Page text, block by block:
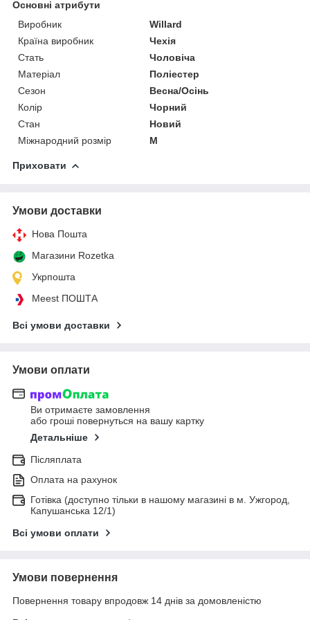
Основні атрибути
Виробник
Willard
Країна виробник
Чехія
Стать
Чоловіча
Матеріал
Поліестер
Сезон
Весна/Осінь
Колір
Чорний
Стан
Новий
Міжнародний розмір
M
Приховати
Умови доставки
Нова Пошта
Магазини Rozetka
Укрпошта
Meest ПОШТА
Всі умови доставки
Умови оплати
Ви отримаєте замовлення
або гроші повернуться на вашу картку
Детальніше
Післяплата
Оплата на рахунок
Готівка (доступно тільки в нашому магазині в м. Ужгород,
Капушанська 12/1)
Всі умови оплати
Умови повернення
Повернення товару впродовж 14 днів за домовленістю